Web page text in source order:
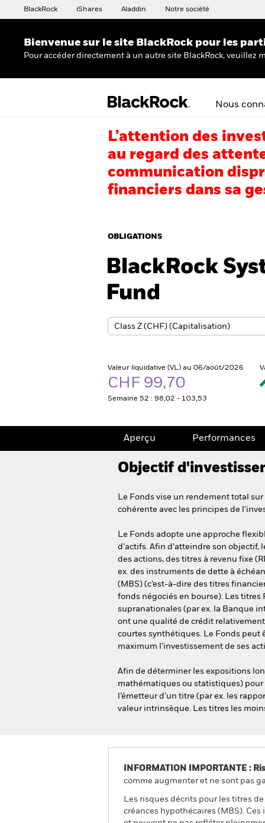
BlackRock iShares Aladdin Notre société
Bienvenue sur le site BlackRock pour les
Pour accéder directement à un autre site BlackRock, veuillez
Nous
L’attention des
au regard des
communication
financiers dans sa
OBLIGATIONS
BlackRock
Fund
Valeur liquidative (VL) au 06/août/2026
CHF 99,70
Semaine 52 : 98,02 - 103,53
Aperçu Performances
Objectif
Le Fonds vise un rendement total
cohérente avec les principes de
Le Fonds adopte une approche
d’actifs. Afin d’atteindre son
des actions, des titres à revenu fixe
ex. des instruments de dette à
(MBS) (c’est-à-dire des titres
fonds négociés en bourse). Les titres
supranationales (par ex. la Banque
ont une qualité de crédit
courtes synthétiques. Le Fonds peut
maximum l’investissement de ses
Afin de déterminer les expositions
mathématiques ou statistiques)
l’émetteur d’un titre (par ex. les
valeur intrinsèque. Les titres les
INFORMATION IMPORTANTE :
comme augmenter et ne sont pas
Les risques décrits pour les titres
créances hypothécaires (MBS).